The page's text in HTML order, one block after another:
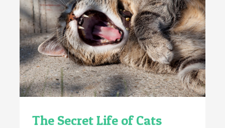
Trabalhos Científicos
Pacotes de Viagem
Inscrições
The Secret Life of Cats